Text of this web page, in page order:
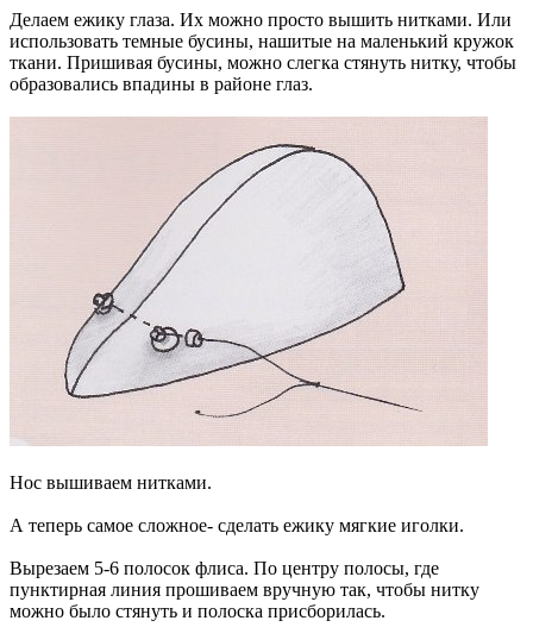
Делаем ежику глаза. Их можно просто вышить нитками. Или
использовать темные бусины, нашитые на маленький кружок
ткани. Пришивая бусины, можно слегка стянуть нитку, чтобы
образовались впадины в районе глаз.
Нос вышиваем нитками.
А теперь самое сложное- сделать ежику мягкие иголки.
Вырезаем 5-6 полосок флиса. По центру полосы, где
пунктирная линия прошиваем вручную так, чтобы нитку
можно было стянуть и полоска присборилась.